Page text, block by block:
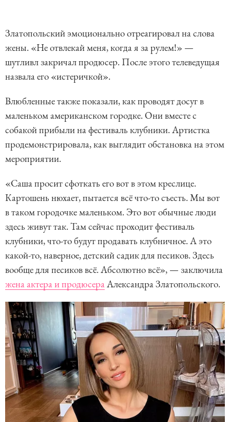
Златопольский эмоционально отреагировал на слова
жены. «Не отвлекай меня, когда я за рулем!» —
шутливл закричал продюсер. После этого телеведущая
назвала его «истеричкой».
Влюбленные также показали, как проводят досуг в
маленьком американском городке. Они вместе с
собакой прибыли на фестиваль клубники. Артистка
продемонстрировала, как выглядит обстановка на этом
мероприятии.
«Саша просит сфоткать его вот в этом креслице.
Картошень нюхает, пытается всё что-то съесть. Мы вот
в таком городочке маленьком. Это вот обычные люди
здесь живут так. Там сейчас проходит фестиваль
клубники, что-то будут продавать клубничное. А это
какой-то, наверное, детский садик для песиков. Здесь
вообще для песиков всё. Абсолютно всё», — заключила
жена актера и продюсераАлександра Златопольского.